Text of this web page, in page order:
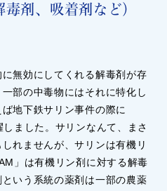
剤、吸着剤など）
無効にしてくれる解毒剤が存
部の中毒物にはそれに特化し
地下鉄サリン事件の際に
しました。サリンなんて、まさ
れませんが、サリンは有機リ
」は有機リン剤に対する解毒
いう系統の薬剤は一部の農薬